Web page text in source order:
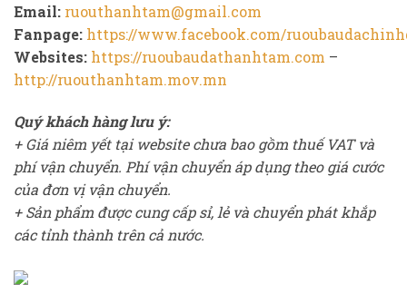
Email: ruouthanhtam@gmail.com
Fanpage: https://www.facebook.com/
Websites: https://ruoubaudathanhtam.com –
http://ruouthanhtam.mov.mn
Quý khách hàng lưu ý:
+ Giá niêm yết tại website chưa bao gồm thuế VAT và
phí vận chuyển. Phí vận chuyển áp dụng theo giá cước
của đơn vị vận chuyển.
+ Sản phẩm được cung cấp sỉ, lẻ và chuyển phát khắp
các tỉnh thành trên cả nước.